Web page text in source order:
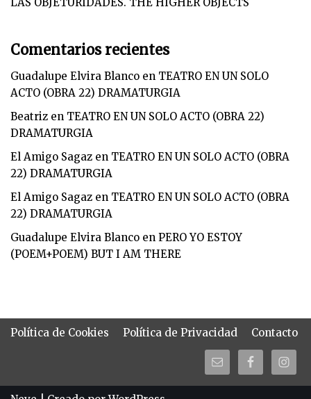
Comentarios recientes
Guadalupe Elvira Blanco en TEATRO EN UN SOLO
ACTO (OBRA 22) DRAMATURGIA
Beatriz en TEATRO EN UN SOLO ACTO (OBRA 22)
DRAMATURGIA
El Amigo Sagaz en TEATRO EN UN SOLO ACTO (OBRA
22) DRAMATURGIA
El Amigo Sagaz en TEATRO EN UN SOLO ACTO (OBRA
22) DRAMATURGIA
Guadalupe Elvira Blanco en PERO YO ESTOY
(POEM+POEM) BUT I AM THERE
Política de Cookies Política de Privacidad Contacto